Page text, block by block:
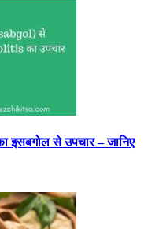
से उपचार – जानिए